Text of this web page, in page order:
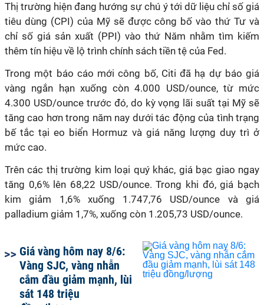
Thị trường hiện đang hướng sự chú ý tới dữ liệu chỉ số giá
tiêu dùng (CPI) của Mỹ sẽ được công bố vào thứ Tư và
chỉ số giá sản xuất (PPI) vào thứ Năm nhằm tìm kiếm
thêm tín hiệu về lộ trình chính sách tiền tệ của Fed.
Trong một báo cáo mới công bố, Citi đã hạ dự báo giá
vàng ngắn hạn xuống còn 4.000 USD/ounce, từ mức
4.300 USD/ounce trước đó, do kỳ vọng lãi suất tại Mỹ sẽ
tăng cao hơn trong năm nay dưới tác động của tình trạng
bế tắc tại eo biển Hormuz và giá năng lượng duy trì ở
mức cao.
Trên các thị trường kim loại quý khác, giá bạc giao ngay
tăng 0,6% lên 68,22 USD/ounce. Trong khi đó, giá bạch
kim giảm 1,6% xuống 1.747,76 USD/ounce và giá
palladium giảm 1,7%, xuống còn 1.205,73 USD/ounce.
Giá vàng hôm nay 8/6:
Vàng SJC, vàng nhẫn
cắm đầu giảm mạnh, lùi
sát 148 triệu